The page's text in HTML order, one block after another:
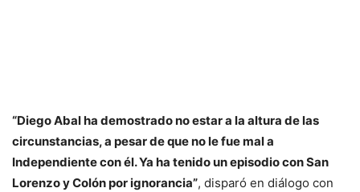
“Diego Abal ha demostrado no estar a la altura de las
circunstancias, a pesar de que no le fue mal a
Independiente con él. Ya ha tenido un episodio con San
Lorenzo y Colón por ignorancia”, disparó en diálogo con